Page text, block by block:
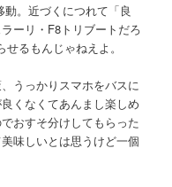
。近づくにつれて「良
ーリ・F8トリブートだろ
るもんじゃねえよ。
うっかりスマホをバスに
くなくてあんまし楽しめ
おすそ分けしてもらった
味しいとは思うけど一個